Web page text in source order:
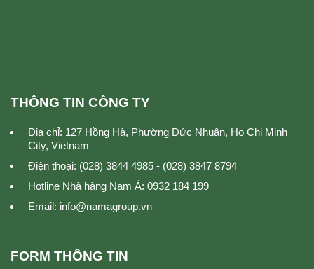
THÔNG TIN CÔNG TY
Địa chỉ: 127 Hồng Hà, Phường Đức Nhuận, Ho Chi Minh
City, Vietnam
Điện thoại: (028) 3844 4985 - (028) 3847 8794
Hotline Nhà hàng Nam Á: 0932 184 199
Email: info@namagroup.vn
FORM THÔNG TIN